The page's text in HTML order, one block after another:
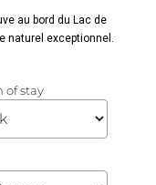
au bord du Lac de
naturel exceptionnel.